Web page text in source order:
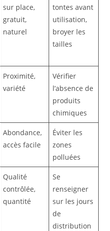
sur place,
gratuit,
naturel
tontes avant
utilisation,
broyer les
tailles
Proximité,
variété
Vérifier
l’absence de
produits
chimiques
Abondance,
accès facile
Éviter les
zones
polluées
Qualité
contrôlée,
quantité
Se
renseigner
sur les jours
de
distribution